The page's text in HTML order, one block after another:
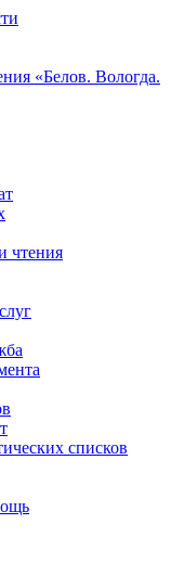
«Белов. Вологда.
чтения
списков